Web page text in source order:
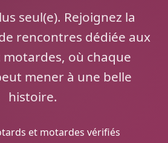
seul(e). Rejoignez la
rencontres dédiée aux
où chaque
mener à une belle
histoire.
et motardes vérifiés